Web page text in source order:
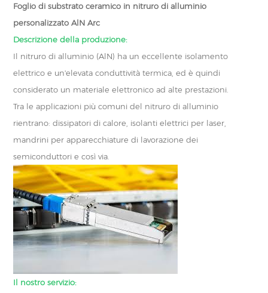
Foglio di substrato ceramico in nitruro di alluminio
personalizzato AlN Arc
Descrizione della produzione:
Il nitruro di alluminio (AlN) ha un eccellente isolamento
elettrico e un'elevata conduttività termica, ed è quindi
considerato un materiale elettronico ad alte prestazioni.
Tra le applicazioni più comuni del nitruro di alluminio
rientrano: dissipatori di calore, isolanti elettrici per laser,
mandrini per apparecchiature di lavorazione dei
semiconduttori e così via.
Il nostro servizio: